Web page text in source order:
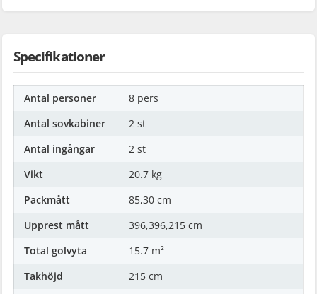
Specifikationer
Antal personer
8 pers
Antal sovkabiner
2 st
Antal ingångar
2 st
Vikt
20.7 kg
Packmått
85,30 cm
Upprest mått
396,396,215 cm
Total golvyta
15.7 m²
Takhöjd
215 cm